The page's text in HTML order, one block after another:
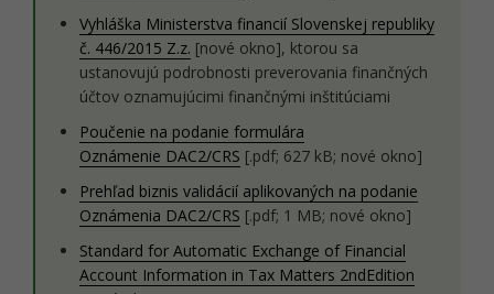
Vyhláška Ministerstva financií Slovenskej republiky
č. 446/2015 Z.z. [nové okno], ktorou sa
ustanovujú podrobnosti preverovania finančných
účtov oznamujúcimi finančnými inštitúciami
Poučenie na podanie formulára
Oznámenie DAC2/CRS [.pdf; 627 kB; nové okno]
Prehľad biznis validácií aplikovaných na podanie
Oznámenia DAC2/CRS [.pdf; 1 MB; nové okno]
Standard for Automatic Exchange of Financial
Account Information in Tax Matters 2ndEdition